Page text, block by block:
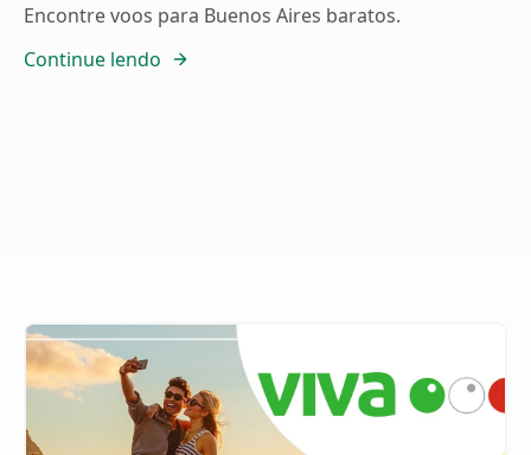
Encontre voos para Buenos Aires baratos.
Continue lendo